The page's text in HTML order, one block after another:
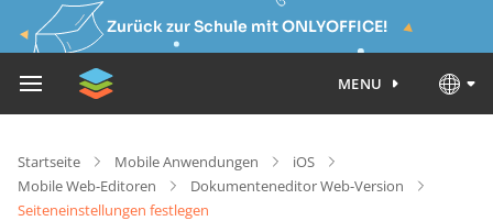
Zurück zur Schule mit ONLYOFFICE!
MENU
Startseite Mobile Anwendungen
iOS
Mobile Web-Editoren
Dokumenteneditor Web-Version
Seiteneinstellungen festlegen